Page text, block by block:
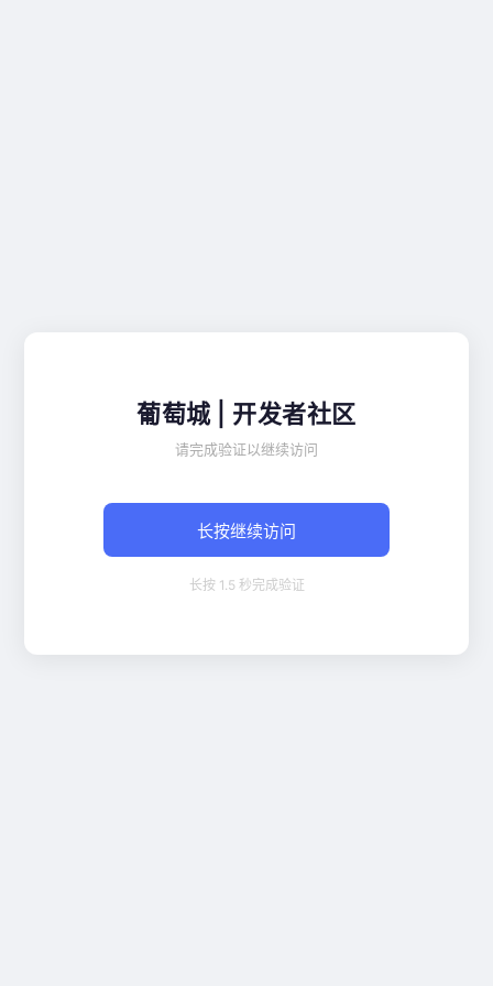
葡萄城 | 开发者社区
请完成验证以继续访问
长按继续访问
长按 1.5 秒完成验证